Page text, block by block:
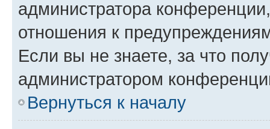
администратора
отношения к
Если вы не знаете, за что
администратором
Вернуться к началу